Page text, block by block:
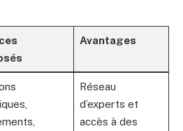
Avantages
Réseau
d’experts et
accès à des